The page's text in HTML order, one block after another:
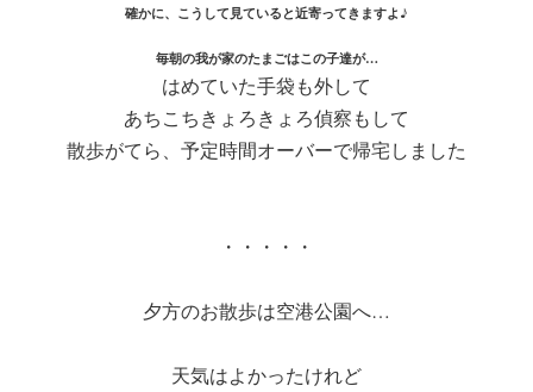
確かに、こうして見ていると近寄ってきますよ♪
毎朝の我が家のたまごはこの子達が…
はめていた手袋も外して
あちこちきょろきょろ偵察もして
散歩がてら、予定時間オーバーで帰宅しました
・・・・・
夕方のお散歩は空港公園へ…
天気はよかったけれど